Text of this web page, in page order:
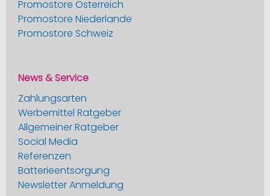
Promostore Österreich
Promostore Niederlande
Promostore Schweiz
News & Service
Zahlungsarten
Werbemittel Ratgeber
Allgemeiner Ratgeber
Social Media
Referenzen
Batterieentsorgung
Newsletter Anmeldung